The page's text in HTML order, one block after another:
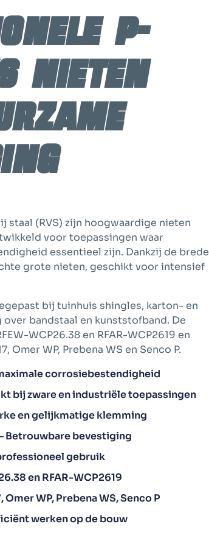
P-
nieten
staal (RVS) zijn hoogwaardige nieten
voor toepassingen waar
essentieel zijn. Dankzij de brede
grote nieten, geschikt voor intensief
bij tuinhuis shingles, karton- en
bandstaal en kunststofband. De
WCP26.38 en RFAR-WCP2619 en
Omer WP, Prebena WS en Senco P.
corrosiebestendigheid
bij zware en industriële toepassingen
en gelijkmatige klemming
Betrouwbare bevestiging
gebruik
en RFAR-WCP2619
WP, Prebena WS, Senco P
werken op de bouw